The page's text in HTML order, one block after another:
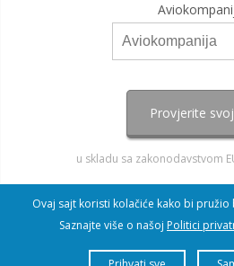
Provjerite
u skladu sa zakonodavstvom
Ovaj sajt koristi kolačiće kako bi
Saznajte više o našoj Politici